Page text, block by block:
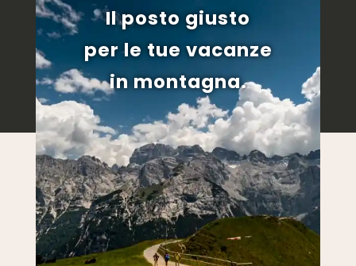
Il posto giusto
per le tue vacanze
in montagna.